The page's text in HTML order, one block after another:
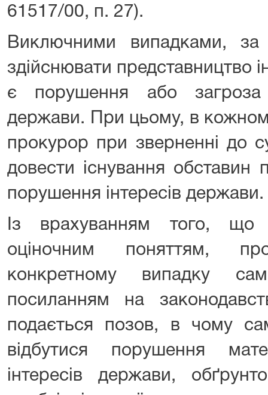
61517/00, п. 27).
Виключними випадками,
здійснювати представництво
є порушення або загроза
держави. При цьому, в
прокурор при зверненні до
довести існування обставин
порушення інтересів держави.
Із врахуванням того,
оціночним поняттям,
конкретному випадку
посиланням на
подається позов, в чому
відбутися порушення
інтересів держави,